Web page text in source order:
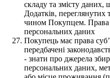
складу та змісту даних,
Додатків, переглянутих
чином Покупцем. Права
персональних даних
Покупець має права
передбачені
- знати про джерела
персональних даних,